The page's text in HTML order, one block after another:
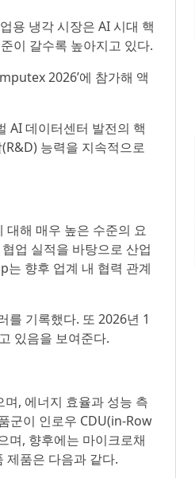
용 냉각 시장은 AI 시대 핵
이 갈수록 높아지고 있다.
2026’에 참가해 액
AI 데이터센터 발전의 핵
능력을 지속적으로
대해 매우 높은 수준의 요
업 실적을 바탕으로 산업
향후 업계 내 협력 관계
기록했다. 또 2026년 1
있음을 보여준다.
, 에너지 효율과 성능 측
군이 인로우 CDU(in-Row
며, 향후에는 마이크로채
제품은 다음과 같다.